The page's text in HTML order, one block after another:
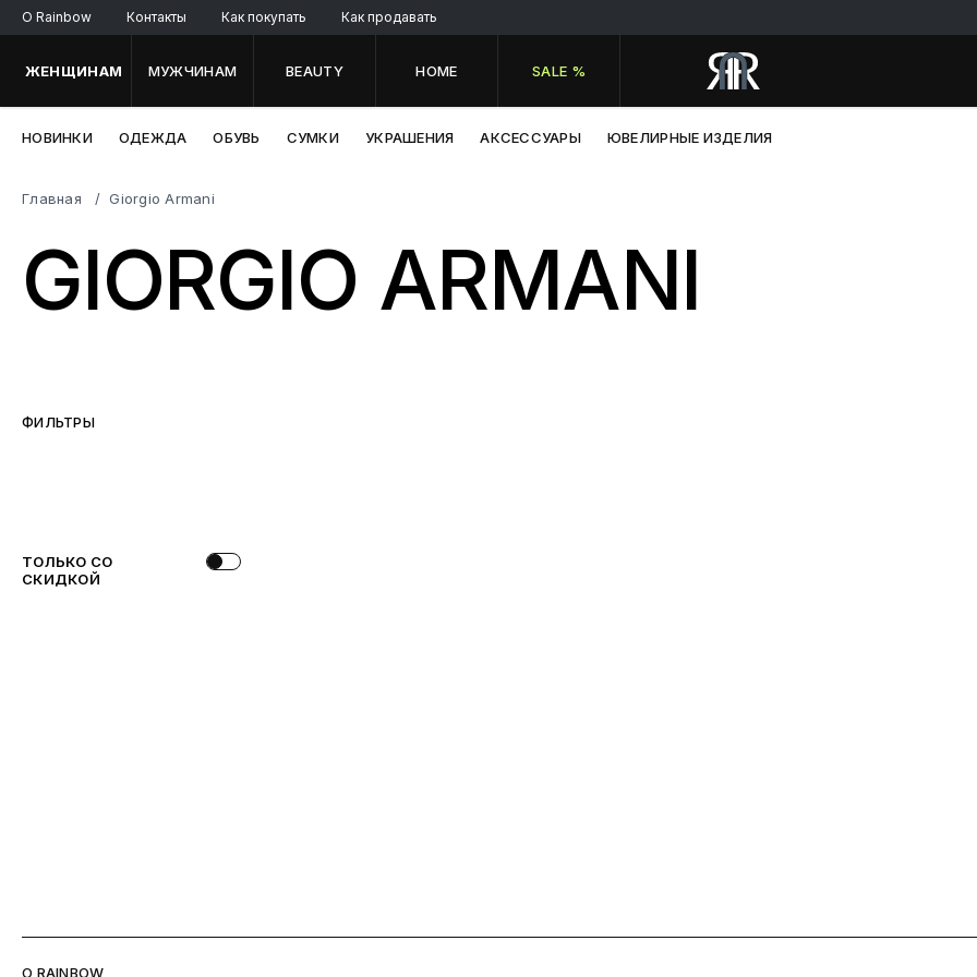
O Rainbow Контакты Как покупать Как продавать
ЖЕНЩИНАМ МУЖЧИНАМ BEAUTY HOME SALE %
НОВИНКИ ОДЕЖДА ОБУВЬ СУМКИ УКРАШЕНИЯ АКСЕССУАРЫ ЮВЕЛИРНЫЕ ИЗДЕЛИЯ
Главная Giorgio Armani
GIORGIO ARMANI
ФИЛЬТРЫ
ТОЛЬКО СО
СКИДКОЙ
O RAINBOW